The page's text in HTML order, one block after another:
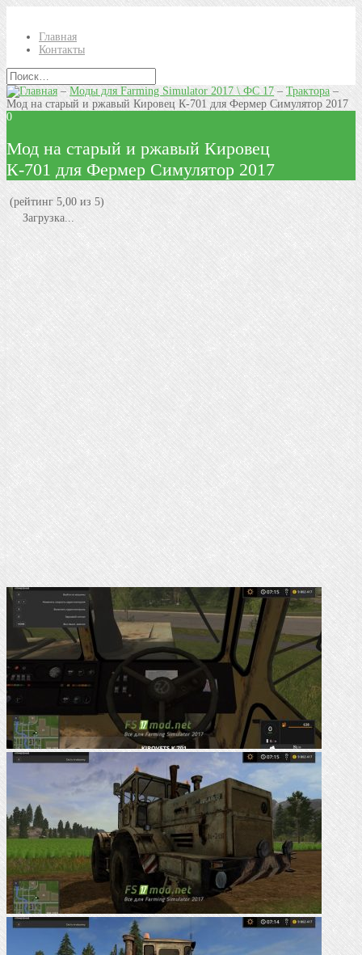
Главная
Контакты
–Моды для Farming Simulator 2017 \ ФС 17– Трактора–
Мод на старый и ржавый Кировец К-701 для Фермер Симулятор 2017
0
Мод на старый и ржавый Кировец
К-701 для Фермер Симулятор 2017
(рейтинг 5,00 из 5)
Загрузка...